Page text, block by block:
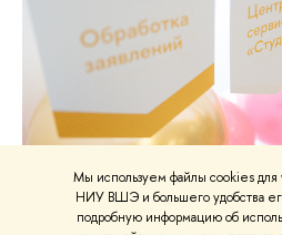
Мы используем файлы cookies для
НИУ ВШЭ и большего удобства
подробную информацию об